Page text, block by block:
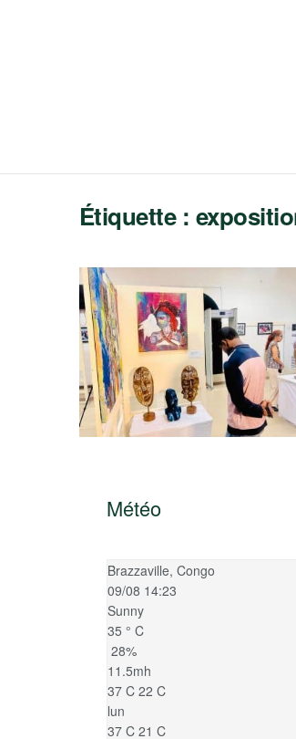
Étiquette :
Météo
Brazzaville, Congo
09/08 14:23
Sunny
35 ° C
28%
11.5mh
37 C 22 C
lun
37 C 21 C